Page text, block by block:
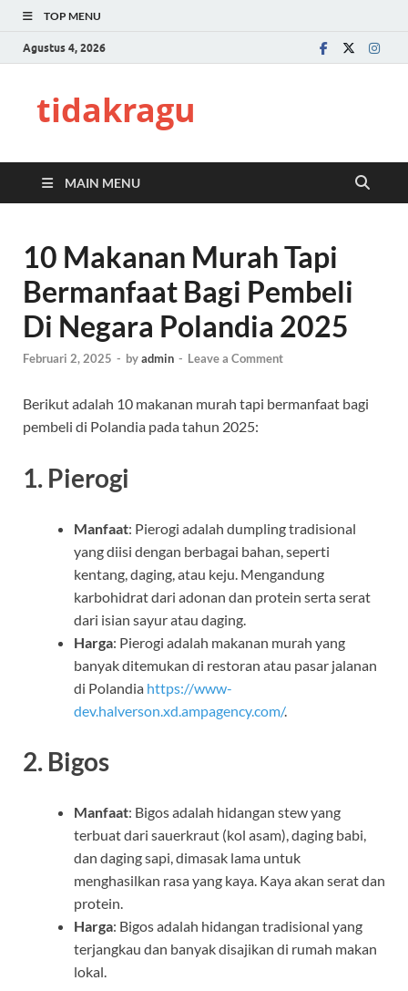
TOP MENU
Agustus 4, 2026
tidakragu
MAIN MENU
10 Makanan Murah Tapi
Bermanfaat Bagi Pembeli
Di Negara Polandia 2025
Februari 2, 2025 - byadmin - Leave a Comment
Berikut adalah 10 makanan murah tapi bermanfaat bagi
pembeli di Polandia pada tahun 2025:
1. Pierogi
Manfaat: Pierogi adalah dumpling tradisional
yang diisi dengan berbagai bahan, seperti
kentang, daging, atau keju. Mengandung
karbohidrat dari adonan dan protein serta serat
dari isian sayur atau daging.
Harga: Pierogi adalah makanan murah yang
banyak ditemukan di restoran atau pasar jalanan
di Polandia https://www-
dev.halverson.xd.ampagency.com/.
2. Bigos
Manfaat: Bigos adalah hidangan stew yang
terbuat dari sauerkraut (kol asam), daging babi,
dan daging sapi, dimasak lama untuk
menghasilkan rasa yang kaya. Kaya akan serat dan
protein.
Harga: Bigos adalah hidangan tradisional yang
terjangkau dan banyak disajikan di rumah makan
lokal.